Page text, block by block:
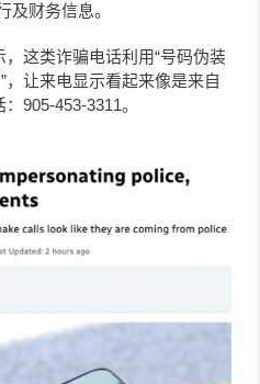
及财务信息。
这类诈骗电话利用“号码伪装
，让来电显示看起来像是来自
905-453-3311。